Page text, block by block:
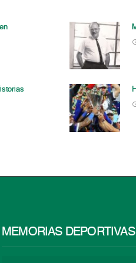
MEMORIAS DEPORTIVAS